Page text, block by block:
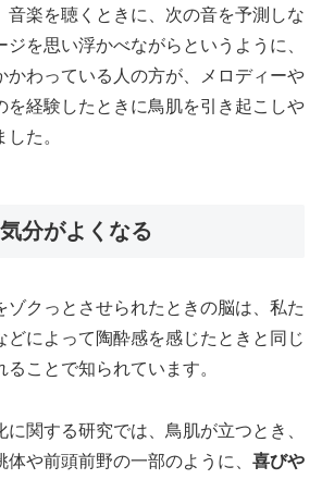
音楽を聴くときに、次の音を予測しな
を思い浮かべながらというように、
かわっている人の方が、メロディーや
を経験したときに鳥肌を引き起こしや
た。
分がよくなる
ゾクっとさせられたときの脳は、私た
どによって陶酔感を感じたときと同じ
ことで知られています。
に関する研究では、鳥肌が立つとき、
や前頭前野の一部のように、 喜びや